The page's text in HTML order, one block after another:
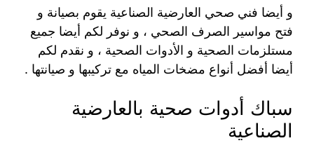
و أيضا فني صحي العارضية الصناعية يقوم بصيانة و
فتح مواسير الصرف الصحي ، و نوفر لكم أيضا جميع
مستلزمات الصحية و الأدوات الصحية ، و نقدم لكم
أيضا أفضل أنواع مضخات المياه مع تركيبها و صيانتها .
سباك أدوات صحية بالعارضية
الصناعية